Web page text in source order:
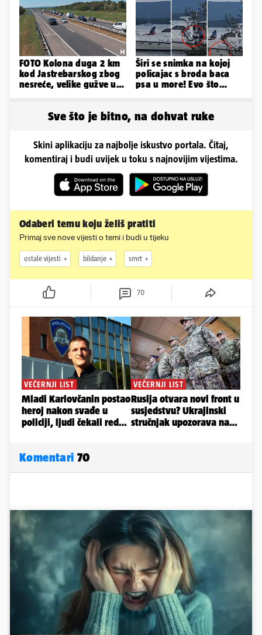
FOTO Kolona duga 2 km
kod Jastrebarskog zbog
nesreće, velike gužve u
Širi se snimka na kojoj
policajac s broda baca
psa u more! Evo što
Sve što je bitno, na dohvat ruke
Skini aplikaciju za najbolje iskustvo portala. Čitaj,
komentiraj i budi uvijek u toku s najnovijim vijestima.
Odaberi temu koju želiš pratiti
Primaj sve nove vijesti o temi i budi u tijeku
ostale vijesti bildanje smrt
70
Komentari 70